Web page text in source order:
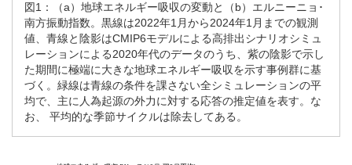
図1：（a）地球エネルギー吸収の変動と（b）エルニーニョ･
南方振動指数。黒線は2022年1月から2024年1月までの観測
値、青線と陰影はCMIP6モデルによる高排出シナリオシミュ
レーションによる2020年代のデータのうち、紫の陰影で示し
た期間に極端に大きな地球エネルギー吸収を示す事例群に基
づく。緑線は青線の条件を課さない全シミュレーションの平
均で、主に人為起源の外力に対する応答の推定値を表す。な
お、 平均的な季節サイクルは除去してある。